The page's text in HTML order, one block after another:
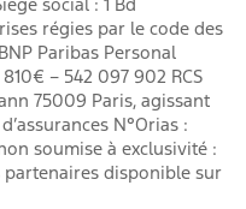
régies par le code des
Paribas Personal
– 542 097 902 RCS
75009 Paris, agissant
N°Orias :
soumise à exclusivité :
partenaires disponible sur